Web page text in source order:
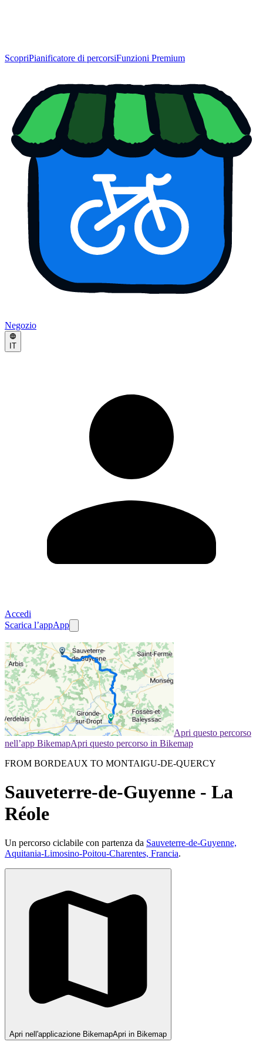
ScopriPianificatore di percorsiFunzioni Premium
Negozio
IT
Accedi
Scarica l’appApp
Apri questo percorso
nell’app BikemapApri questo percorso in Bikemap
FROM BORDEAUX TO MONTAIGU-DE-QUERCY
Sauveterre-de-Guyenne - La
Réole
Un percorso ciclabile con partenza da Sauveterre-de-Guyenne,
Aquitania-Limosino-Poitou-Charentes, Francia.
Apri nell'applicazione BikemapApri in Bikemap